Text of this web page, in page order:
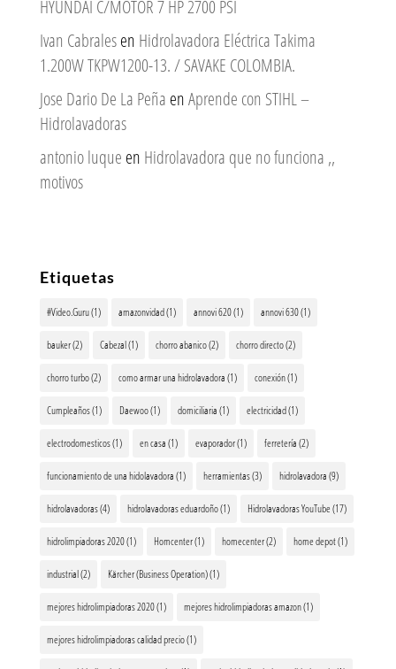
HYUNDAI C/MOTOR 7 HP 2700 PSI
Ivan Cabralesen Hidrolavadora Eléctrica Takima
1.200W TKPW1200-13. / SAVAKE COLOMBIA.
Jose Dario De La Peña enAprende con STIHL –
Hidrolavadoras
antonio luque en Hidrolavadora que no funciona ,,
motivos
Etiquetas
#Video.Guru(1) amazonvidad(1) annovi 620(1) annovi 630(1)
bauker(2) Cabezal(1) chorro abanico(2) chorro directo(2)
chorro turbo(2) como armar una hidrolavadora(1) conexión(1)
Cumpleaños(1) Daewoo(1) domiciliaria(1) electricidad(1)
electrodomesticos(1) en casa(1) evaporador(1) ferretería(2)
funcionamiento de una hidolavadora(1) herramientas(3) hidrolavadora(9)
hidrolavadoras(4) hidrolavadoras eduardoño(1) Hidrolavadoras YouTube(17)
hidrolimpiadoras 2020(1) Homcenter(1) homecenter(2) home depot(1)
industrial(2) Kärcher (Business Operation)(1)
mejores hidrolimpiadoras 2020(1) mejores hidrolimpiadoras amazon(1)
mejores hidrolimpiadoras calidad precio(1)